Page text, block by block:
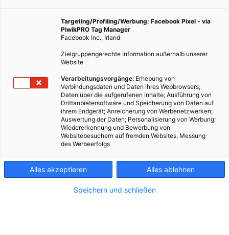
Impressum
Targeting/Profiling/Werbung: Facebook Pixel - via
PiwikPRO Tag Manager
Facebook Inc., Irland
Zielgruppengerechte Information außerhalb unserer
Website
Verarbeitungsvorgänge: Erhebung von
Verbindungsdaten und Daten ihres Webbrowsers;
Daten über die aufgerufenen Inhalte; Ausführung von
Drittanbietersoftware und Speicherung von Daten auf
ihrem Endgerät; Anreicherung von Werbenetzwerken;
Auswertung der Daten; Personalisierung von Werbung;
Wiedererkennung und Bewerbung von
Websitebesuchern auf fremden Websites, Messung
des Werbeerfolgs
Alles akzeptieren Alles ablehnen
Speichern und schließen